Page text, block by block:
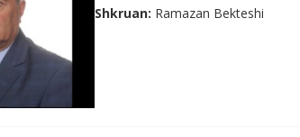
Shkruan: Ramazan Bekteshi